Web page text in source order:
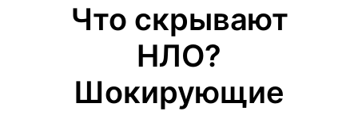
Что скрывают
НЛО?
Шокирующие